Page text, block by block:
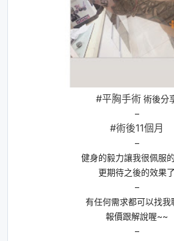
#平胸手術 術後分
–
#術後11個月
–
健身的毅力讓我很佩服
更期待之後的效果了
–
有任何需求都可以找我
報價跟解說喔~~
–